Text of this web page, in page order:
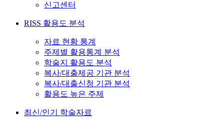
신고센터
RISS 활용도 분석
자료 현황 통계
주제별 활용통계 분석
학술지 활용도 분석
복사/대출제공 기관 분석
복사/대출신청 기관 분석
활용도 높은 주제
최신/인기 학술자료